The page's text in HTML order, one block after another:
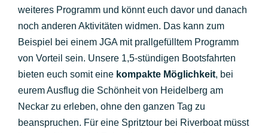
weiteres Programm und könnt euch davor und danach
noch anderen Aktivitäten widmen. Das kann zum
Beispiel bei einem JGA mit prallgefülltem Programm
von Vorteil sein. Unsere 1,5-stündigen Bootsfahrten
bieten euch somit eine kompakte Möglichkeit, bei
eurem Ausflug die Schönheit von Heidelberg am
Neckar zu erleben, ohne den ganzen Tag zu
beanspruchen. Für eine Spritztour bei Riverboat müsst